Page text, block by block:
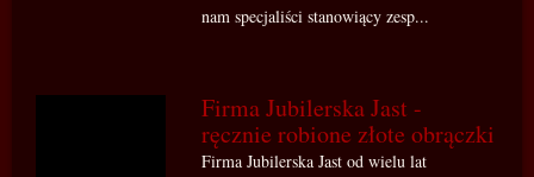
nam specjaliści stanowiący zesp...
Firma Jubilerska Jast -
ręcznie robione złote obrączki
Firma Jubilerska Jast od wielu lat